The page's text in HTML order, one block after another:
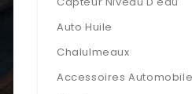
Auto Huile
Chalulmeaux
Accessoires Automobile